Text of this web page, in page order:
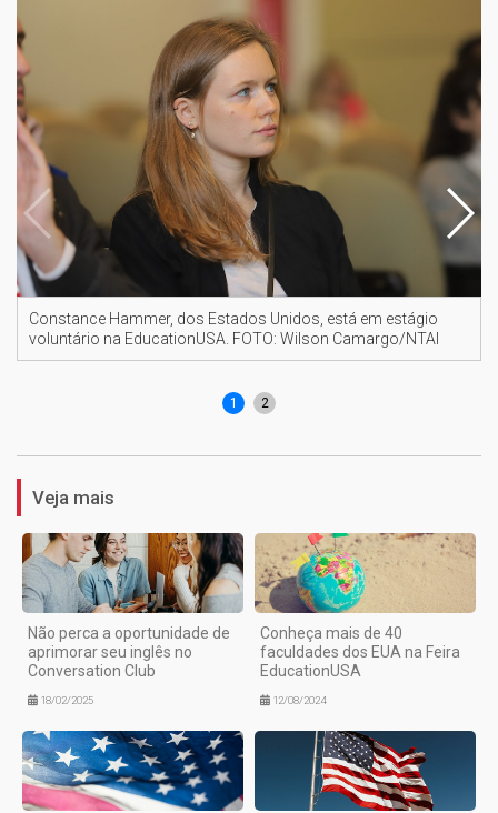
Constance Hammer, dos Estados Unidos, está em estágio
voluntário na EducationUSA. FOTO: Wilson Camargo/NTAI
1 2
Veja mais
Não perca a oportunidade de
aprimorar seu inglês no
Conversation Club
18/02/2025
Conheça mais de 40
faculdades dos EUA na Feira
EducationUSA
12/08/2024